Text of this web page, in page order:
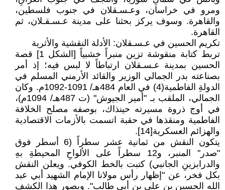
ومرو في خراسان، وعـسـقلان في جنوب فلسطين،
والقاهرة. وسوف يركز بحثنا على مدينة عـسـقـلان، ثم
القاهرة.
تكريم الحسين في عـسـقلان: الأدلة النقشية والأثرية
تربط كتابة منقوشة تزين منبراً خشبياً [الشكل 1] قصة
الحسين بمدينة عـسـقلان ارتباطاً لا لبس فيه؛ إذ أمر
بصناعته بدر الجمالي الوزير والقائد الأرمني المسلم في
الدولةِ الفاطمية(4) في العام 484هـ/ 1091-1092م. وكان
الجمالي، الملقب بـ "أمير الجيوش" (ت 487هـ/ 1094م)،
في أوج ذروة مسيرته حينذاك، بوصفه مصلح الخلافة
الفاطمية ومنقذها في حقبة اتسمت بالأزمات الاقتصادية
والهزائم العسكرية[14].
يتكون النقش من ثمانية عشر سطراً (6 أسطر فوق
"صدر" المنبر، و12 سطراً على الألواحِ المحيطةِ بهِ
والدرابزينِ الجانبي) كتبت بالخط الكوفي. ويعلن النقش
بكل فخر، عن "إظهار رأس مولانا الإمام الشهيد أبي عبد
الله الحسين بن علي بن أبي طالب". ويصور هذا الكشف